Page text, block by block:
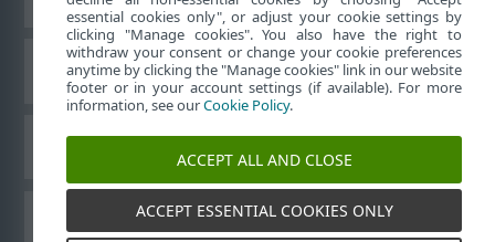
Alueellinen tuki
ESET-käyttöoppaat
essential cookies only", or adjust your cookie settings by
clicking "Manage cookies". You also have the right to
withdraw your consent or change your cookie preferences
anytime by clicking the "Manage cookies" link in our website
footer or in your account settings (if available). For more
information, see ourCookie Policy.
ACCEPT ALL AND CLOSE
ACCEPT ESSENTIAL COOKIES ONLY